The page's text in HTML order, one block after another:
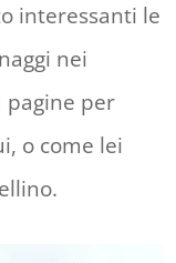
interessanti le
nei
pagine per
o come lei